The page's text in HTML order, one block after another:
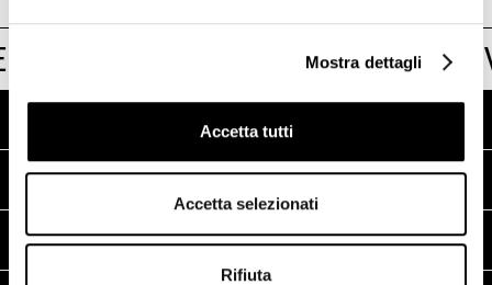
Mostra dettagli
Accetta tutti
Accetta selezionati
Rifiuta
OF DIVERSITY POWER OF
Contatti
Link